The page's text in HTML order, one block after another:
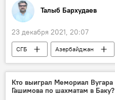
Талыб Бархудаев
23 декабря 2021, 20:07
СГБ Азербайджан
видео
Кто выиграл Мемориал Вугара
Гашимова по шахматам в Баку?